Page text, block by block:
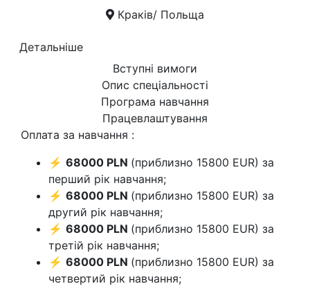
Краків/ Польща
Детальніше
Вступні вимоги
Опис спеціальності
Програма навчання
Працевлаштування
Оплата за навчання :
⚡ 68000 PLN (приблизно 15800 EUR) за
перший рік навчання;
⚡ 68000 PLN (приблизно 15800 EUR) за
другий рік навчання;
⚡ 68000 PLN (приблизно 15800 EUR) за
третій рік навчання;
⚡ 68000 PLN (приблизно 15800 EUR) за
четвертий рік навчання;